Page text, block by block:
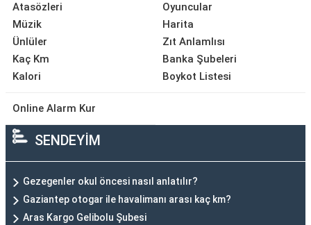
Atasözleri
Müzik
Ünlüler
Kaç Km
Kalori
Oyuncular
Harita
Zıt Anlamlısı
Banka Şubeleri
Boykot Listesi
Online Alarm Kur
SENDEYİM
Gezegenler okul öncesi nasıl anlatılır?
Gaziantep otogar ile havalimanı arası kaç km?
Aras Kargo Gelibolu Şubesi